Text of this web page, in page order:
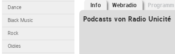
Dance
Black Music
Rock
Oldies
Info Webradio Programm
Podcasts von Radio Unicité